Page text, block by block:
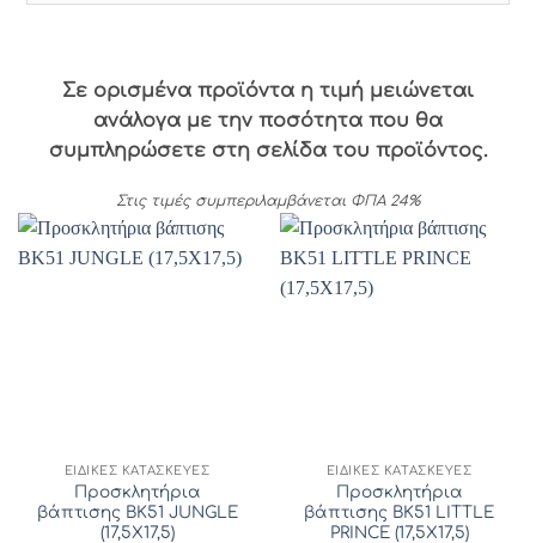
Σε ορισμένα προϊόντα η τιμή μειώνεται
ανάλογα με την ποσότητα που θα
συμπληρώσετε στη σελίδα του προϊόντος.
Στις τιμές συμπεριλαμβάνεται ΦΠΑ 24%
ΕΙΔΙΚΈΣ ΚΑΤΑΣΚΕΥΈΣ
Προσκλητήρια
βάπτισης ΒΚ51 JUNGLE
(17,5Χ17,5)
ΕΙΔΙΚΈΣ ΚΑΤΑΣΚΕΥΈΣ
Προσκλητήρια
βάπτισης ΒΚ51 LITTLE
PRINCE (17,5Χ17,5)